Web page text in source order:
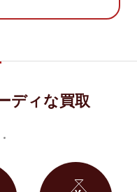
ディな買取